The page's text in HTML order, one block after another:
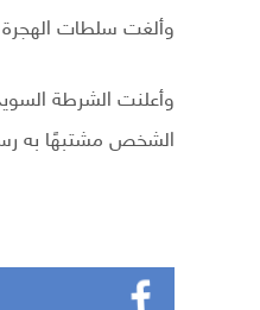
وألغت سلطات الهجرة
وأعلنت الشرطة
الشخص مشتبهًا به